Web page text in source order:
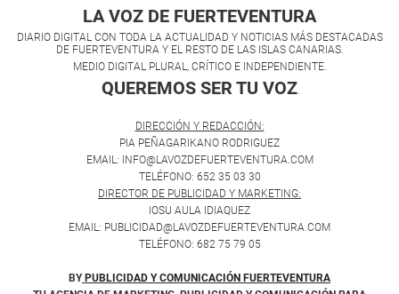
LA VOZ DE FUERTEVENTURA
DIARIO DIGITAL CON TODA LA ACTUALIDAD Y NOTICIAS MÁS DESTACADAS
DE FUERTEVENTURA Y EL RESTO DE LAS ISLAS CANARIAS.
MEDIO DIGITAL PLURAL, CRÍTICO E INDEPENDIENTE.
QUEREMOS SER TU VOZ.
DIRECCIÓN Y REDACCIÓN:
PIA PEÑAGARIKANO RODRIGUEZ
EMAIL: INFO@LAVOZDEFUERTEVENTURA.COM
TELÉFONO: 652 35 03 30
DIRECTOR DE PUBLICIDAD Y MARKETING:
IOSU AULA IDIAQUEZ
EMAIL: PUBLICIDAD@LAVOZDEFUERTEVENTURA.COM
TELÉFONO: 682 75 79 05
BY PUBLICIDAD Y COMUNICACIÓN FUERTEVENTURA